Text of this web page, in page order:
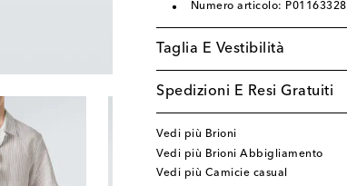
Numero articolo: P01163328
Taglia E Vestibilità
Spedizioni E Resi Gratuiti
Vedi più Brioni
Vedi più Brioni Abbigliamento
Vedi più Camicie casual